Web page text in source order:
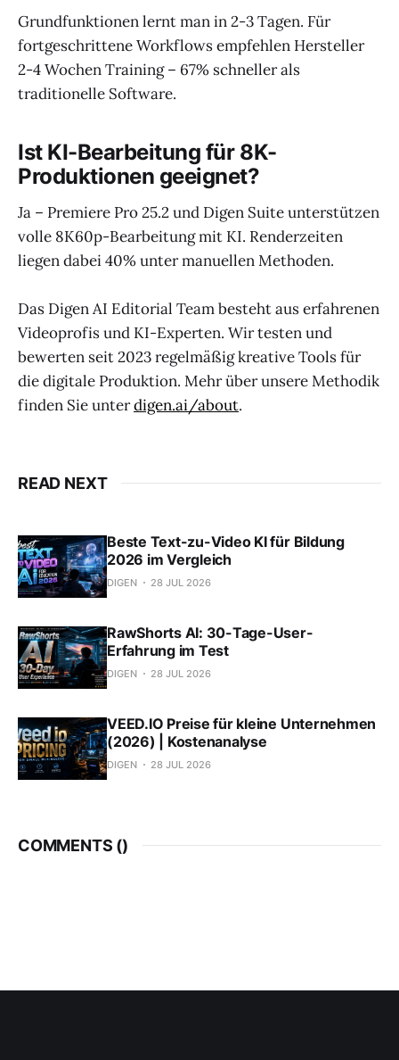
Grundfunktionen lernt man in 2-3 Tagen. Für
fortgeschrittene Workflows empfehlen Hersteller
2-4 Wochen Training – 67% schneller als
traditionelle Software.
Ist KI-Bearbeitung für 8K-
Produktionen geeignet?
Ja – Premiere Pro 25.2 und Digen Suite unterstützen
volle 8K60p-Bearbeitung mit KI. Renderzeiten
liegen dabei 40% unter manuellen Methoden.
Das Digen AI Editorial Team besteht aus erfahrenen
Videoprofis und KI-Experten. Wir testen und
bewerten seit 2023 regelmäßig kreative Tools für
die digitale Produktion. Mehr über unsere Methodik
finden Sie unterdigen.ai/about.
READ NEXT
Beste Text-zu-Video KI für Bildung
2026 im Vergleich
DIGEN 28 JUL 2026
RawShorts AI: 30-Tage-User-
Erfahrung im Test
DIGEN 28 JUL 2026
VEED.IO Preise für kleine Unternehmen
(2026) | Kostenanalyse
DIGEN 28 JUL 2026
COMMENTS ()